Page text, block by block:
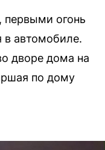
огонь
автомобиле.
дворе дома на
по дому